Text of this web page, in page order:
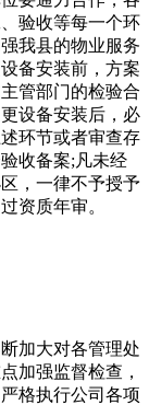
验收等每一个环
我县的物业服务
备安装前，方案
管部门的检验合
设备安装后，必
环节或者审查存
收备案;凡未经
，一律不予授予
资质年审。
加大对各管理处
加强监督检查，
格执行公司各项